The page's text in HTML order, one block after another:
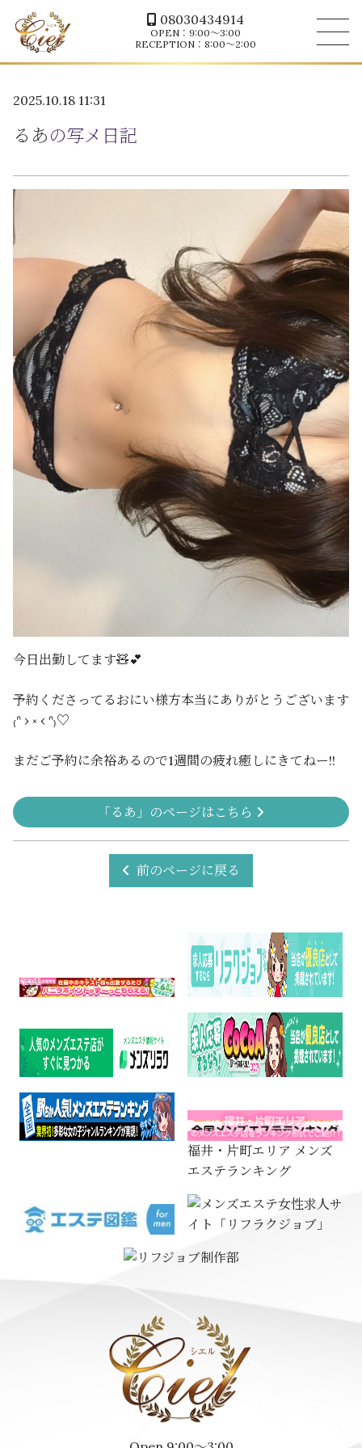
08030434914
OPEN：9:00～3:00
RECEPTION：8:00～2:00
2025.10.18 11:31
るあの写メ日記
今日出勤してます🧸💕
予約くださってるおにい様方本当にありがとうございます
₍ᐢ › ༝ ‹ ᐢ₎‪♡
まだご予約に余裕あるので1週間の疲れ癒しにきてねー!!
「るあ」のページはこちら
前のページに戻る
福井・片町エリア メンズ
エステランキング